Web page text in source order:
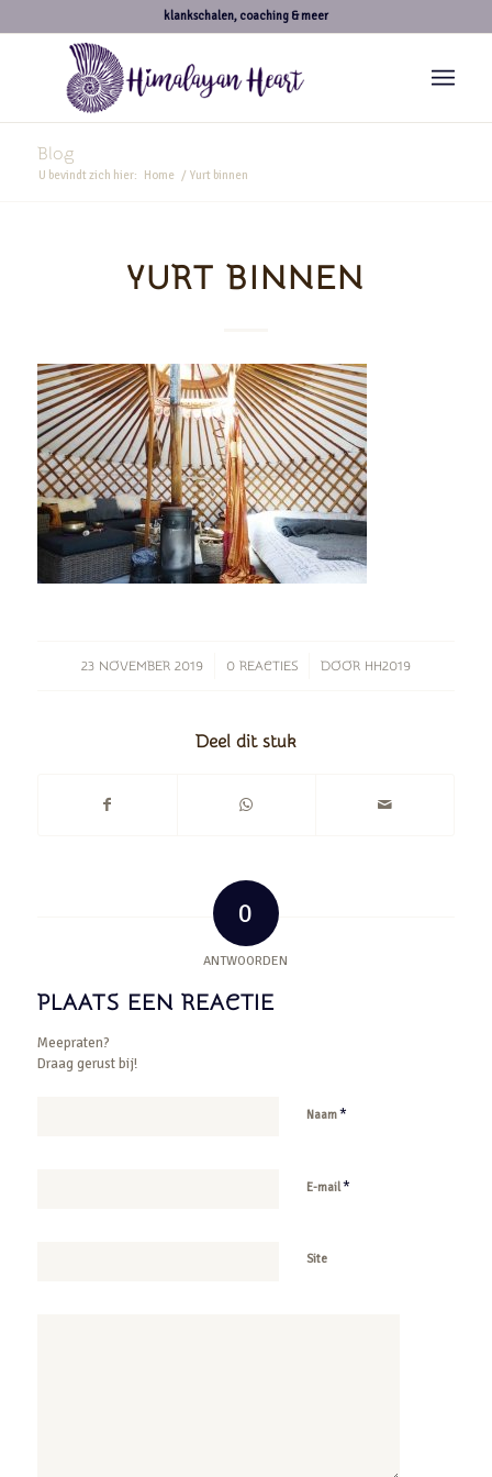
klankschalen, coaching & meer
Blog
U bevindt zich hier: Home / Yurt binnen
YURT BINNEN
23 NOVEMBER 2019
/ 0 REACTIES
/ DOOR HH2019
Deel dit stuk
0
ANTWOORDEN
PLAATS EEN REACTIE
Meepraten?
Draag gerust bij!
Naam*
E-mail*
Site